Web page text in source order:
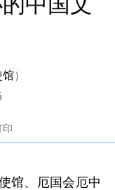
馆）
印
馆、厄国会厄中